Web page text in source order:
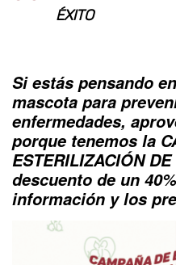
ÉXITO
Si estás pensando
mascota para
enfermedades,
porque tenemos la
ESTERILIZACIÓN
descuento de un
información y los